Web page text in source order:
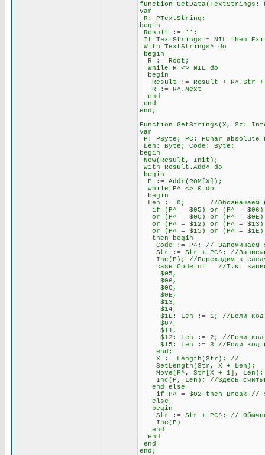
function
var
R: PTextString;
begin
Result := '';
If TextStrings = NIL then
With TextStrings^ do
begin
R := Root;
While R <> NIL do
begin
Result := Result + R^.Str +
R := R^.Next
end
end
end;
Function GetStrings(X, Sz:
var
P: PByte; PC: PChar absolute
Len: Byte; Code: Byte;
begin
New(Result, Init);
with Result.Add^ do
begin
P := Addr(ROM[X]);
while P^ <> 0 do
begin
Len := 0; //Обозначаем
if (P^ = $05) or (P^ = $06) or
or (P^ = $0C) or (P^ = $0E) or
or (P^ = $12) or (P^ = $13)
or (P^ = $15) or (P^ = $1E)
then begin
Code := P^; // Запоминаем
Str := Str + PC^; //
Inc(P); //Переходим к
case Code of //Т.к.
$05,
$06,
$0C,
$0E,
$13,
$14,
$1E: Len := 1; //Если код
$07,
$11,
$12: Len := 2; //Если код
$15: Len := 3 //Если код
end;
X := Length(Str); //
SetLength(Str, X +
Move(P^, Str[X + 1],
Inc(P, Len); //Здесь
end else
if P^ = $02 then Break // это
else
begin
Str := Str + PC^; // Обычное
Inc(P)
end
end
end
end;